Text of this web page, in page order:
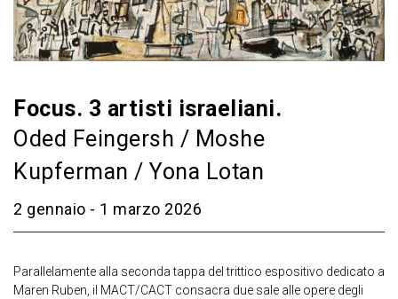
Focus. 3 artisti israeliani.
Oded Feingersh / Moshe
Kupferman / Yona Lotan
2 gennaio - 1 marzo 2026
Parallelamente alla seconda tappa del trittico espositivo dedicato a
Maren Ruben, il MACT/CACT consacra due sale alle opere degli